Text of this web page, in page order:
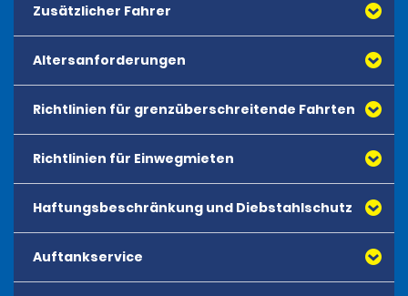
Zusätzlicher Fahrer
Altersanforderungen
Richtlinien für grenzüberschreitende Fahrten
Richtlinien für Einwegmieten
Haftungsbeschränkung und Diebstahlschutz
Auftankservice